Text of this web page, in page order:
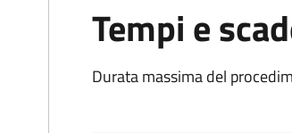
Tempi e
Durata massima del